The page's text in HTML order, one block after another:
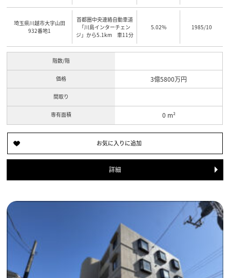
埼玉県川越市大字山田
932番地1
首都圏中央連絡自動車道
「川島インターチェン
ジ」から5.1km 車11分
5.02% 1985/10
階数/階
価格
間取り
専有面積
3億5800万円
0 m²
詳細